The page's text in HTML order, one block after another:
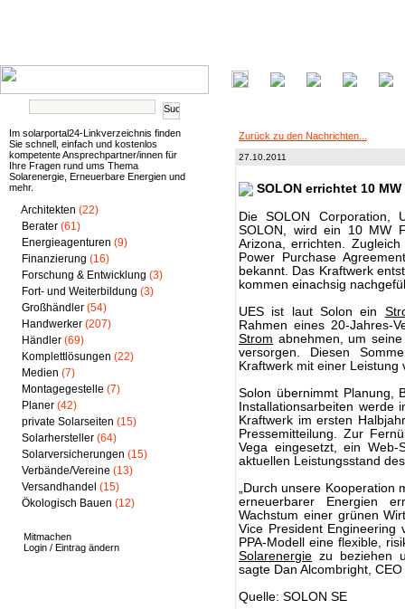
Im solarportal24-Linkverzeichnis finden
Sie schnell, einfach und kostenlos
kompetente Ansprechpartner/innen für
Ihre Fragen rund ums Thema
Solarenergie, Erneuerbare Energien und
mehr.
Architekten (22)
Berater (61)
Energieagenturen (9)
Finanzierung (16)
Forschung & Entwicklung (3)
Fort- und Weiterbildung (3)
Großhändler (54)
Handwerker (207)
Händler (69)
Komplettlösungen (22)
Medien (7)
Montagegestelle (7)
Planer (42)
private Solarseiten (15)
Solarhersteller (64)
Solarversicherungen (15)
Verbände/Vereine (13)
Versandhandel (15)
Ökologisch Bauen (12)
Mitmachen
Login / Eintrag ändern
Zurück zu den Nachrichten...
27.10.2011
SOLON errichtet 10
Die SOLON Corporation,
SOLON, wird ein 10 MW
Arizona, errichten.
Power Purchase
bekannt. Das Kraftwerk
kommen einachsig
UES ist laut Solon ein
Rahmen eines 20-Jahres-
Strom abnehmen, um
versorgen. Diesen
Kraftwerk mit einer
Solon übernimmt Planung,
Installationsarbeiten
Kraftwerk im ersten
Pressemitteilung. Zur
Vega eingesetzt, ein Web-
aktuellen Leistungsstand
„Durch unsere Kooperation
erneuerbarer Energien
Wachstum einer grünen
Vice President Engineering
PPA-Modell eine flexible,
Solarenergie zu beziehen
sagte Dan Alcombright,
Quelle: SOLON SE